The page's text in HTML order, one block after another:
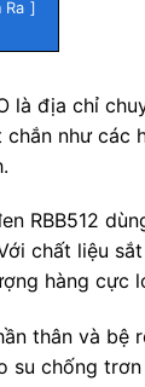
Ra
là địa chỉ
như các
RBB512
chất liệu
hàng cực
thân và
su chống